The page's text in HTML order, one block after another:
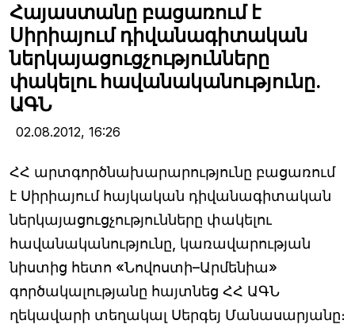
Հայաստանը բացառում է
Սիրիայում դիվանագիտական
ներկայացուցչությունները
փակելու հավանականությունը.
ԱԳՆ
02.08.2012, 16:26
ՀՀ արտգործնախարարությունը բացառում
է Սիրիայում հայկական դիվանագիտական
ներկայացուցչությունները փակելու
հավանականությունը, կառավարության
նիստից հետո «Նովոստի–Արմենիա»
գործակալությանը հայտնեց ՀՀ ԱԳՆ
ղեկավարի տեղակալ Սերգեյ Մանասարյանը։